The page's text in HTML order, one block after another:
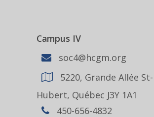
Campus IV
soc4@hcgm.org
5220, Grande Allée St-
Hubert, Québec J3Y 1A1
450-656-4832